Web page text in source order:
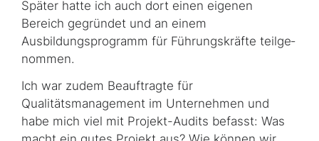
Später hatte ich auch dort einen eigenen
Bereich gegründet und an einem
Ausbildungsprogramm für Führungskräfte teilge­
nom­men.
Ich war zudem Beauftragte für
Qualitätsmanagement im Unternehmen und
habe mich viel mit Projekt-Audits befasst: Was